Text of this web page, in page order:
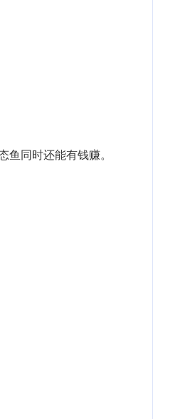
同时还能有钱赚。